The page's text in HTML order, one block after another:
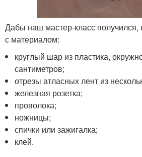
Дабы наш мастер-класс получился,
с материалом:
круглый шар из пластика,
сантиметров;
отрезы атласных лент из
железная розетка;
проволока;
ножницы;
спички или зажигалка;
клей.